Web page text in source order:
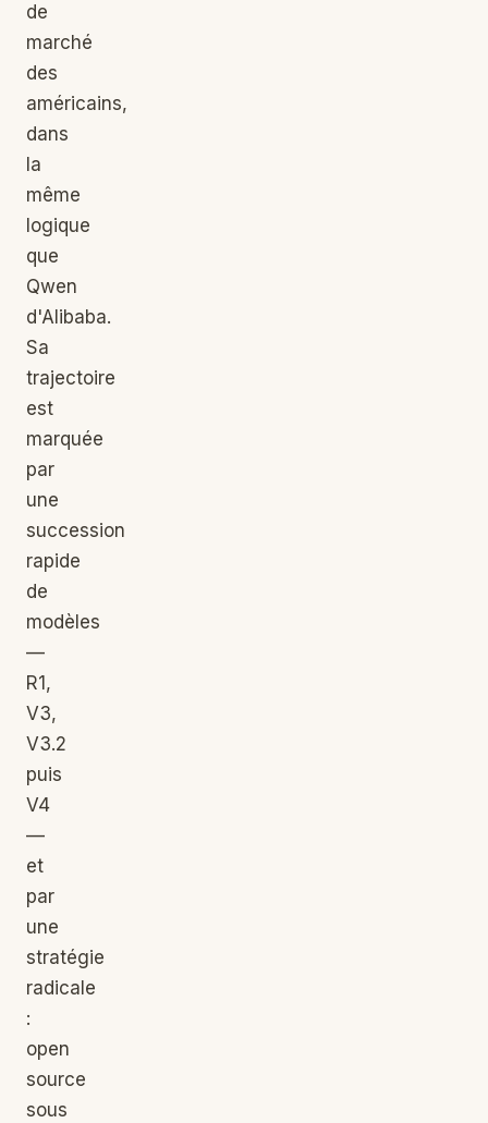
de
marché
des
américains,
dans
la
même
logique
que
Qwen
d'Alibaba.
Sa
trajectoire
est
marquée
par
une
succession
rapide
de
modèles
—
R1,
V3,
V3.2
puis
V4
—
et
par
une
stratégie
radicale
:
open
source
sous